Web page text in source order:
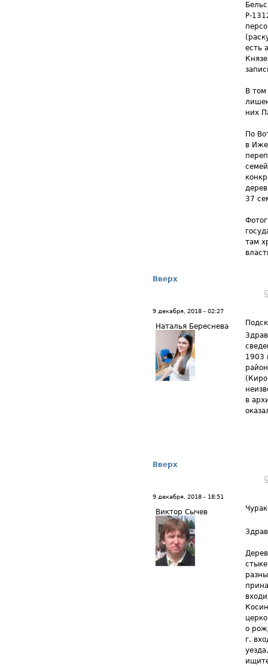
Р-
есть
В
них
По
в
37
там
Вверх
9 декабря, 2018 - 02:27
Наталья Береснева
1903
в
Вверх
9 декабря, 2018 - 18:51
Виктор Сычев
о
г.